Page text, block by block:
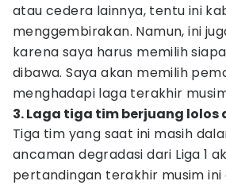
atau cedera lainnya, tentu ini
menggembirakan. Namun, ini
karena saya harus memilih
dibawa. Saya akan memilih
menghadapi laga terakhir
3. Laga tiga tim berjuang lolos
Tiga tim yang saat ini masih
ancaman degradasi dari Liga 1
pertandingan terakhir musim ini